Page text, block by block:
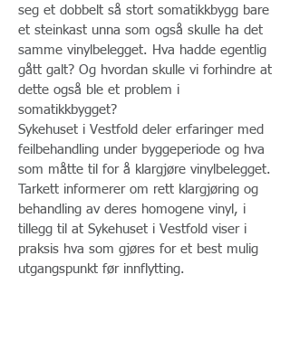
seg et dobbelt så stort somatikkbygg bare
et steinkast unna som også skulle ha det
samme vinylbelegget. Hva hadde egentlig
gått galt? Og hvordan skulle vi forhindre at
dette også ble et problem i
somatikkbygget?
Sykehuset i Vestfold deler erfaringer med
feilbehandling under byggeperiode og hva
som måtte til for å klargjøre vinylbelegget.
Tarkett informerer om rett klargjøring og
behandling av deres homogene vinyl, i
tillegg til at Sykehuset i Vestfold viser i
praksis hva som gjøres for et best mulig
utgangspunkt før innflytting.